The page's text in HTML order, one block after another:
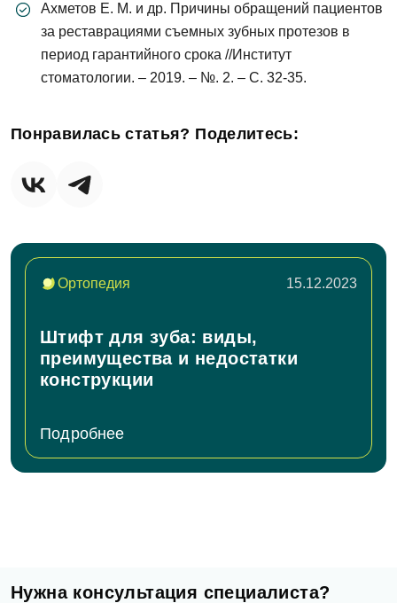
Ахметов Е. М. и др. Причины обращений пациентов
за реставрациями съемных зубных протезов в
период гарантийного срока //Институт
стоматологии. – 2019. – №. 2. – С. 32-35.
Понравилась статья? Поделитесь:
Ортопедия 15.12.2023
Штифт для зуба: виды,
преимущества и недостатки
конструкции
Подробнее
Нужна консультация специалиста?